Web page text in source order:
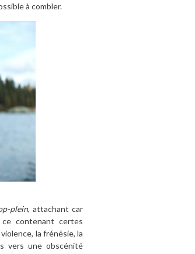
à combler.
plein, attachant car
ce contenant certes
la frénésie, la
vers une obscénité